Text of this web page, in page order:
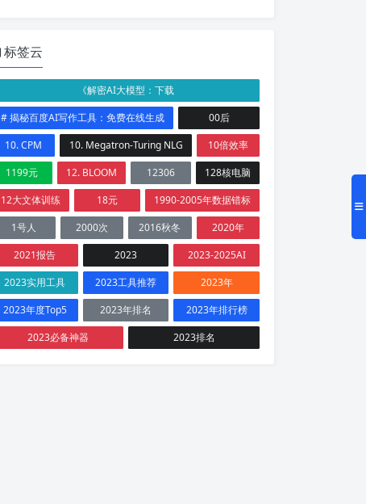
标签云
《解密AI大模型：下载
# 揭秘百度AI写作工具：免费在线生成
00后
10. CPM
10. Megatron-Turing NLG
10倍效率
1199元
12. BLOOM 12306
128核电脑
12大文体训练
18元
1990-2005年数据错标
1号人
2000次 2016秋冬
2020年
2021报告
2023
2023-2025AI
2023实用工具
2023工具推荐
2023年
2023年度Top5
2023年排名
2023年排行榜
2023必备神器
2023排名